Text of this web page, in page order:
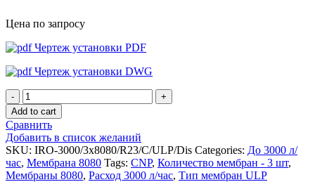
Цена по запросу
Чертеж установки PDF
Чертеж установки DWG
Установка
обратного
осмоса
Ecolaguz
IRO-
3000/3x8080/R23/C/ULP/Dis
quantity
Add to cart
Сравнить
Добавить в список желаний
SKU: IRO-3000/3x8080/R23/C/ULP/Dis Categories: До 3000 л/
час, Мембрана 8080 Tags: CNP, Количество мембран - 3 шт,
Мембраны 8080, Расход 3000 л/час, Тип мембран ULP